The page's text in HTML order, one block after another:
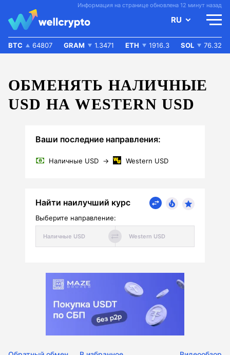
Информация на странице обновлена 12 минут назад
RU
BTC 64807 GRAM 1.3471 ETH 1916.3 SOL 76.32
ОБМЕНЯТЬ НАЛИЧНЫЕ
USD НА WESTERN USD
Ваши последние направления:
Наличные USD → Western USD
Найти наилучший курс
Выберите направление: